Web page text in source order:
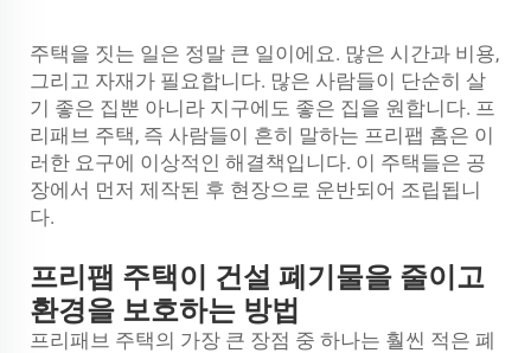
주택을 짓는 일은 정말 큰 일이에요. 많은 시간과 비용,
그리고 자재가 필요합니다. 많은 사람들이 단순히 살
기 좋은 집뿐 아니라 지구에도 좋은 집을 원합니다. 프
리패브 주택, 즉 사람들이 흔히 말하는 프리팹 홈은 이
러한 요구에 이상적인 해결책입니다. 이 주택들은 공
장에서 먼저 제작된 후 현장으로 운반되어 조립됩니
다.
프리팹 주택이 건설 폐기물을 줄이고
환경을 보호하는 방법
프리패브 주택의 가장 큰 장점 중 하나는 훨씬 적은 폐